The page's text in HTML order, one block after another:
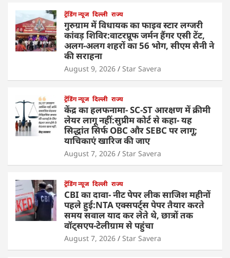
ट्रेंडिंग न्यूज दिल्ली राज्य
गुरुग्राम में विधायक का फाइव स्टार लग्जरी
कांवड़ शिविर:वाटरप्रूफ जर्मन हैंगर एसी टेंट,
अलग-अलग शहरों का 56 भोग, सीएम सैनी ने
की सराहना
August 9, 2026 Star Savera
ट्रेंडिंग न्यूज दिल्ली राज्य
केंद्र का हलफनामा- SC-ST आरक्षण में क्रीमी
लेयर लागू नहीं:सुप्रीम कोर्ट से कहा- यह
सिद्धांत सिर्फ OBC और SEBC पर लागू;
याचिकाएं खारिज की जाए
August 7, 2026 Star Savera
ट्रेंडिंग न्यूज दिल्ली राज्य
CBI का दावा- नीट पेपर लीक साजिश महीनों
पहले हुई:NTA एक्सपर्ट्स पेपर तैयार करते
समय सवाल याद कर लेते थे, छात्रों तक
वॉट्सएप-टेलीग्राम से पहुंचा
August 7, 2026 Star Savera